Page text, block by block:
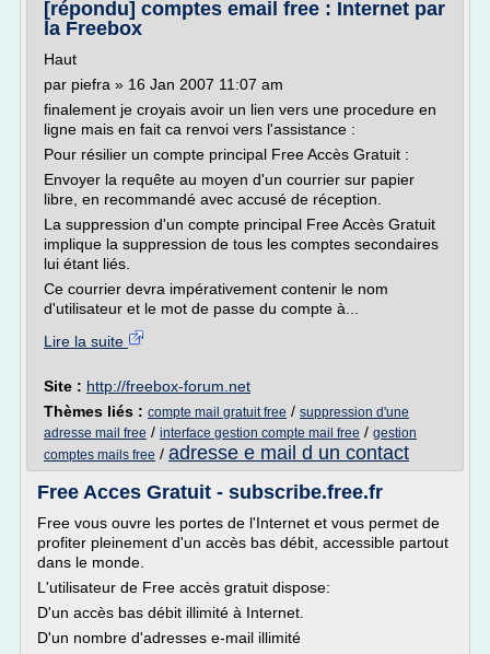
[répondu] comptes email free : Internet par
la Freebox
Haut
par piefra » 16 Jan 2007 11:07 am
finalement je croyais avoir un lien vers une procedure en
ligne mais en fait ca renvoi vers l'assistance :
Pour résilier un compte principal Free Accès Gratuit :
Envoyer la requête au moyen d'un courrier sur papier
libre, en recommandé avec accusé de réception.
La suppression d'un compte principal Free Accès Gratuit
implique la suppression de tous les comptes secondaires
lui étant liés.
Ce courrier devra impérativement contenir le nom
d'utilisateur et le mot de passe du compte à...
Lire la suite
Site : http://freebox-forum.net
Thèmes liés : compte mail gratuit free / suppression d'une
adresse mail free / interface gestion compte mail free / gestion
comptes mails free / adresse e mail d un contact
Free Acces Gratuit - subscribe.free.fr
Free vous ouvre les portes de l'Internet et vous permet de
profiter pleinement d'un accès bas débit, accessible partout
dans le monde.
L'utilisateur de Free accès gratuit dispose:
D'un accès bas débit illimité à Internet.
D'un nombre d'adresses e-mail illimité